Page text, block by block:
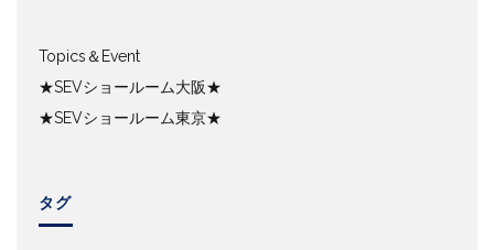
Topics＆Event
★SEVショールーム大阪★
★SEVショールーム東京★
タグ